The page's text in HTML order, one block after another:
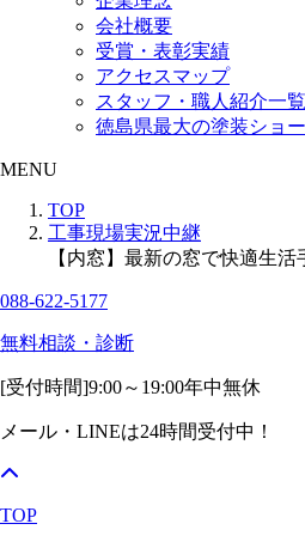
会社概要
受賞・表彰実績
アクセスマップ
スタッフ・職人紹介一覧
徳島県最大の塗装ショ
MENU
TOP
工事現場実況中継
【内窓】最新の窓で快適生
088-622-5177
無料相談・診断
[受付時間]9:00～19:00年中無休
メール・LINEは24時間受付中！
TOP